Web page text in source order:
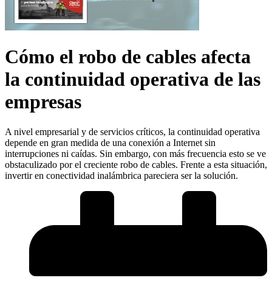
Cómo el robo de cables afecta
la continuidad operativa de las
empresas
A nivel empresarial y de servicios críticos, la continuidad operativa
depende en gran medida de una conexión a Internet sin
interrupciones ni caídas. Sin embargo, con más frecuencia esto se ve
obstaculizado por el creciente robo de cables. Frente a esta situación,
invertir en conectividad inalámbrica pareciera ser la solución.